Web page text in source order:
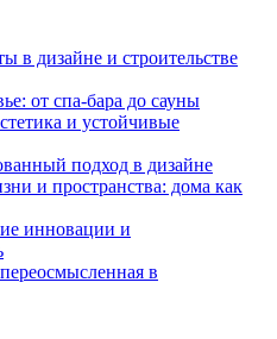
в дизайне и строительстве
от спа-бара до сауны
и устойчивые
подход в дизайне
и пространства: дома как
инновации и
в